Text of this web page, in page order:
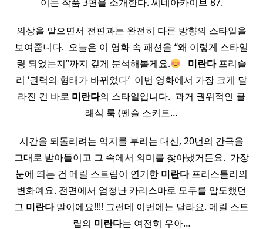
의상을 맡으면서 전편과는 완전히 다른 방향의 스타일을
보여줍니다. ​ 오늘은 이 영화 속 패션을 “왜 이렇게 스타일
링 되었는지”까지 깊게 분석해볼게요.
미란다프리슬
리 ‘권력의 형태가 바뀌었다’ ​ 이번 영화에서 가장 크게 달
라진 건 바로 미란다의 스타일입니다. ​ 과거 권위적인 클
래식 룩 (펜슬 스커트…
시간을 되돌리려는 억지를 부리는 대신, 20년의 간극을
그대로 받아들이고 그 속에서 의미를 찾아냈거든요. ​ 가장
눈에 띄는 건 메릴 스트립이 연기한 미란다프리스틀리의
변화예요. 전편에서 엄청난 카리스마로 모두를 압도했던
그 미란다말이에요!!!! 그런데 이번에는 달라요. 메릴 스트
립의 미란다는 여전히 우아…